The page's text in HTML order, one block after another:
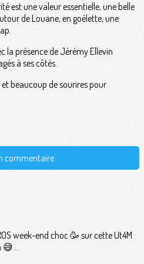
est une valeur essentielle, une belle
de Louane, en goélette, une
la présence de Jérémy Ellevin
à ses côtés.
beaucoup de sourires pour
commentaire
week-end choc 🥳 sur cette Ut4M